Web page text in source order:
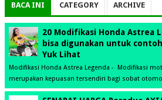
BACA INI CATEGORY ARCHIVE
20 Modifikasi Honda Astrea
bisa digunakan untuk
Yuk Lihat
Modifikasi Honda Astrea Legenda - Modifikasi
merupakan kepuasan tersendiri bagi sobat